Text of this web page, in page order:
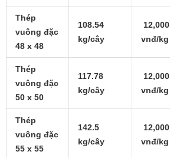
Thép
vuông đặc
48 x 48
108.54
kg/cây
12,000
vnđ/kg
Thép
vuông đặc
50 x 50
117.78
kg/cây
12,000
vnđ/kg
Thép
vuông đặc
55 x 55
142.5
kg/cây
12,000
vnđ/kg